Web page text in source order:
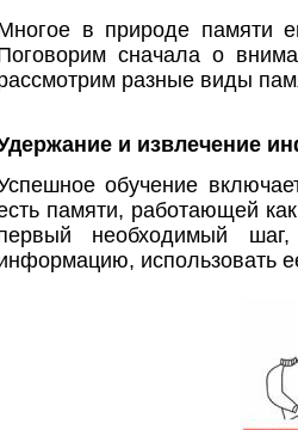
в природе памяти
сначала о
разные виды
и извлечение
обучение
памяти, работающей
необходимый
использовать